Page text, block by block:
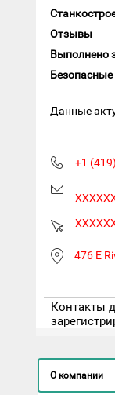
Отзывы
Выполнено
Безопасные
Данные
+1
476 E
Контакты
О компании